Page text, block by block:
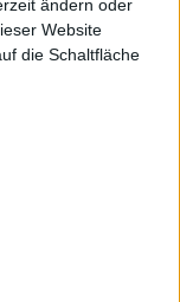
ändern oder
Website
die Schaltfläche